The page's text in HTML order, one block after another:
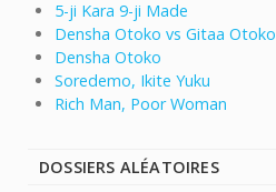
5-ji Kara 9-ji Made
Densha Otoko vs Gitaa Otoko
Densha Otoko
Soredemo, Ikite Yuku
Rich Man, Poor Woman
DOSSIERS ALÉATOIRES